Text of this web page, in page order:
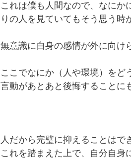
これは僕も人間なので、なにか
りの人を見ていてもそう思う時
無意識に自身の感情が外に向け
ここでなにか（人や環境）をど
言動があとあと後悔することに
人だから完璧に抑えることはで
これを踏まえた上で、自分自身